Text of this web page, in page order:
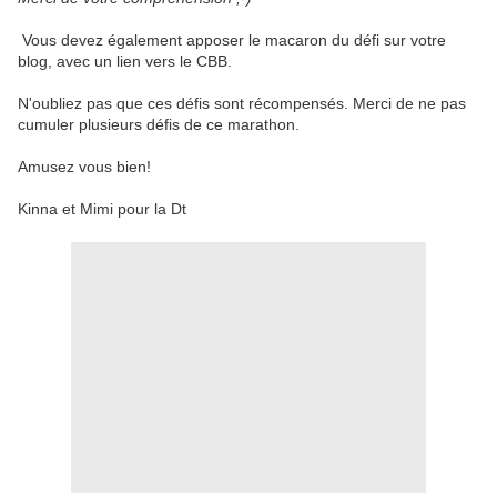
Vous devez également apposer le macaron du défi sur votre
blog, avec un lien vers le CBB.
N'oubliez pas que ces défis sont récompensés. Merci de ne pas
cumuler plusieurs défis de ce marathon.
Amusez vous bien!
Kinna et Mimi pour la Dt